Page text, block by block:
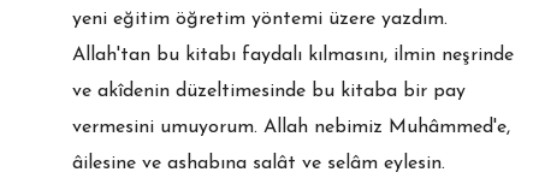
yeni eğitim öğretim yöntemi üzere yazdım.
Allah'tan bu kitabı faydalı kılmasını, ilmin neşrinde
ve akîdenin düzeltimesinde bu kitaba bir pay
vermesini umuyorum. Allah nebimiz Muhâmmed'e,
âilesine ve ashabına salât ve selâm eylesin.